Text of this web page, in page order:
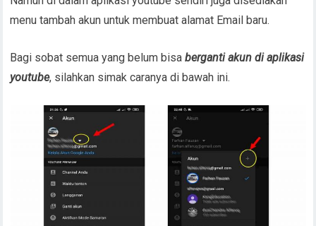
menu tambah akun untuk membuat alamat Email baru.
Bagi sobat semua yang belum bisaberganti akun di aplikasi
youtube, silahkan simak caranya di bawah ini.